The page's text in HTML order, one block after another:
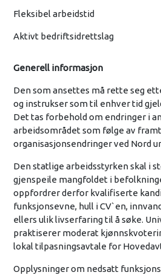
Fleksibel arbeidstid
Aktivt bedriftsidrettslag
Generell informasjon
Den som ansettes må rette seg
og instrukser som til enhver tid
Det tas forbehold om endringer i
arbeidsområdet som følge av
organisasjonsendringer ved Nord
Den statlige arbeidsstyrken skal i
gjenspeile mangfoldet i
oppfordrer derfor kvalifiserte
funksjonsevne, hull i CV`en,
ellers ulik livserfaring til å søke.
praktiserer moderat
lokal tilpasningsavtale for
Opplysninger om nedsatt